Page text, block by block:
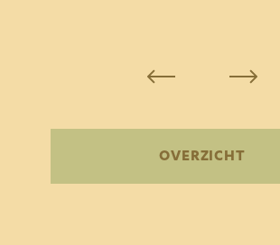
OVERZICHT